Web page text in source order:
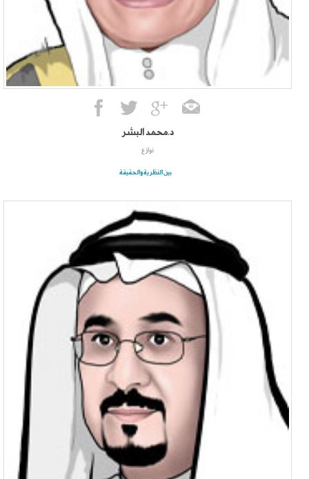
د.محمد البشر
نوازع
بين النظرية والحقيقة